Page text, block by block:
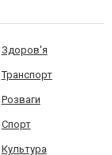
Здоров'я
Транспорт
Розваги
Спорт
Культура